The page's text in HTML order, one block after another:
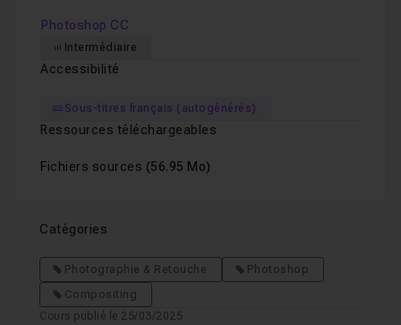
Photoshop CC
Intermédiaire
Accessibilité
Sous-titres français (autogénérés)
Ressources téléchargeables
Fichiers sources (56.95 Mo)
Catégories
Photographie & Retouche
Photoshop
Compositing
Cours publié le 25/03/2025